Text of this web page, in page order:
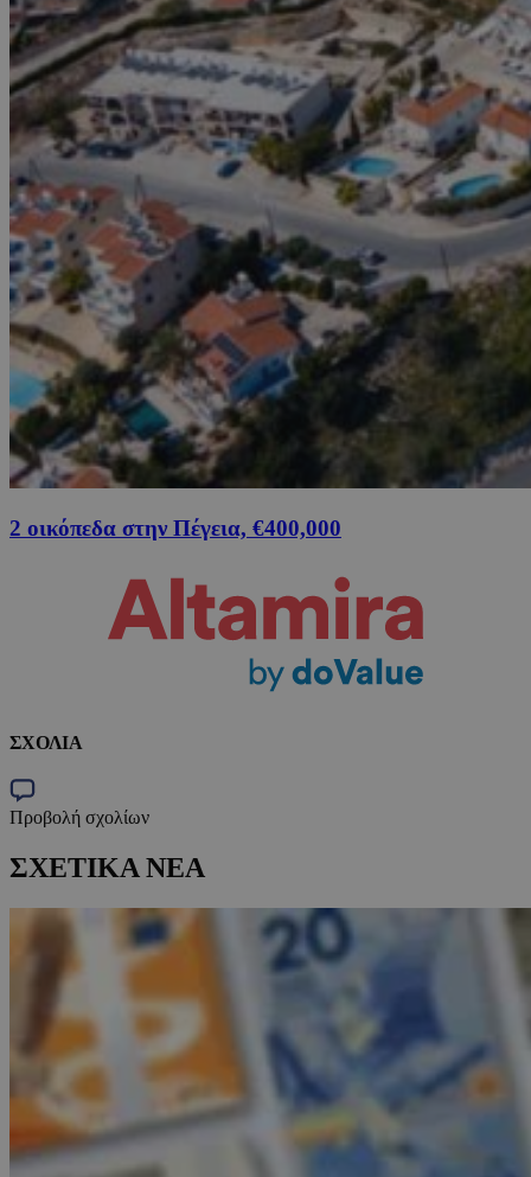
2 οικόπεδα στην Πέγεια, €400,000
ΣΧΟΛΙΑ
Προβολή σχολίων
ΣΧΕΤΙΚΑ ΝΕΑ